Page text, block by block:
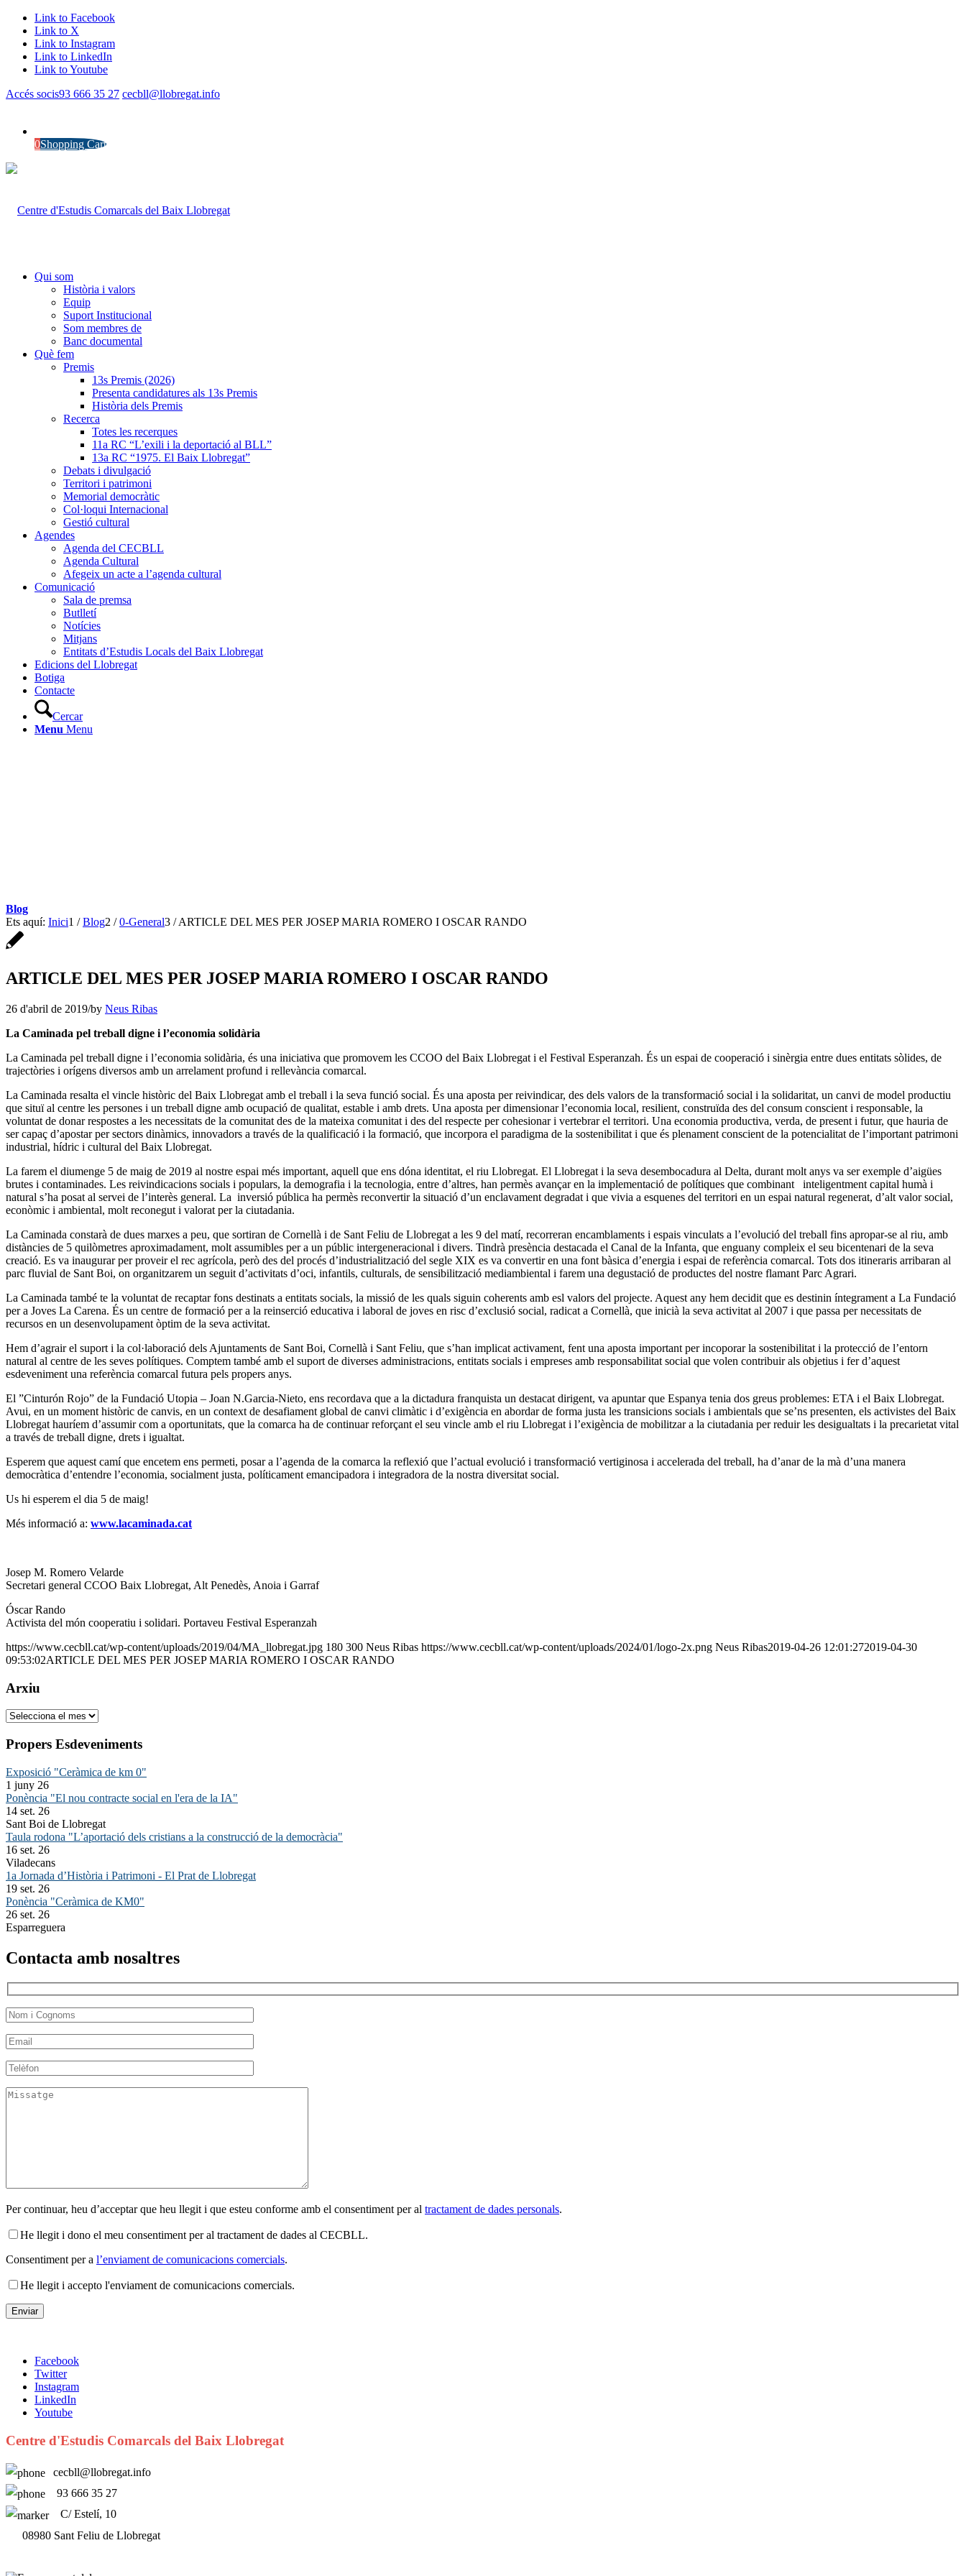
Link to Facebook
Link to X
Link to Instagram
Link to LinkedIn
Link to Youtube
Accés socis93 666 35 27 cecbll@llobregat.info
0Shopping Cart
Qui som
Història i valors
Equip
Suport Institucional
Som membres de
Banc documental
Què fem
Premis
13s Premis (2026)
Presenta candidatures als 13s Premis
Història dels Premis
Recerca
Totes les recerques
11a RC “L’exili i la deportació al BLL”
13a RC “1975. El Baix Llobregat”
Debats i divulgació
Territori i patrimoni
Memorial democràtic
Col·loqui Internacional
Gestió cultural
Agendes
Agenda del CECBLL
Agenda Cultural
Afegeix un acte a l’agenda cultural
Comunicació
Sala de premsa
Butlletí
Notícies
Mitjans
Entitats d’Estudis Locals del Baix Llobregat
Edicions del Llobregat
Botiga
Contacte
Cercar
Menu Menu
Blog
Ets aquí: Inici1 / Blog2 / 0-General3 / ARTICLE DEL MES PER JOSEP MARIA ROMERO I OSCAR RANDO
ARTICLE DEL MES PER JOSEP MARIA ROMERO I OSCAR RANDO
26 d'abril de 2019/by Neus Ribas
La Caminada pel treball digne i l’economia solidària
La Caminada pel treball digne i l’economia solidària, és una iniciativa que promovem les CCOO del Baix Llobregat i el Festival Esperanzah. És un espai de cooperació i sinèrgia entre dues entitats sòlides, de
trajectòries i orígens diversos amb un arrelament profund i rellevància comarcal.
La Caminada resalta el vincle històric del Baix Llobregat amb el treball i la seva funció social. És una aposta per reivindicar, des dels valors de la transformació social i la solidaritat, un canvi de model productiu
que situï al centre les persones i un treball digne amb ocupació de qualitat, estable i amb drets. Una aposta per dimensionar l’economia local, resilient, construïda des del consum conscient i responsable, la
voluntat de donar respostes a les necessitats de la comunitat des de la mateixa comunitat i des del respecte per cohesionar i vertebrar el territori. Una economia productiva, verda, de present i futur, que hauria de
ser capaç d’apostar per sectors dinàmics, innovadors a través de la qualificació i la formació, que incorpora el paradigma de la sostenibilitat i que és plenament conscient de la potencialitat de l’important patrimoni
industrial, hídric i cultural del Baix Llobregat.
La farem el diumenge 5 de maig de 2019 al nostre espai més important, aquell que ens dóna identitat, el riu Llobregat. El Llobregat i la seva desembocadura al Delta, durant molt anys va ser exemple d’aigües
brutes i contaminades. Les reivindicacions socials i populars, la demografia i la tecnologia, entre d’altres, han permès avançar en la implementació de polítiques que combinant inteligentment capital humà i
natural s’ha posat al servei de l’interès general. La inversió pública ha permès reconvertir la situació d’un enclavament degradat i que vivia a esquenes del territori en un espai natural regenerat, d’alt valor social,
econòmic i ambiental, molt reconegut i valorat per la ciutadania.
La Caminada constarà de dues marxes a peu, que sortiran de Cornellà i de Sant Feliu de Llobregat a les 9 del matí, recorreran encamblaments i espais vinculats a l’evolució del treball fins apropar-se al riu, amb
distàncies de 5 quilòmetres aproximadament, molt assumibles per a un públic intergeneracional i divers. Tindrà presència destacada el Canal de la Infanta, que enguany compleix el seu bicentenari de la seva
creació. Es va inaugurar per proveir el rec agrícola, però des del procés d’industrialització del segle XIX es va convertir en una font bàsica d’energia i espai de referència comarcal. Tots dos itineraris arribaran al
parc fluvial de Sant Boi, on organitzarem un seguit d’activitats d’oci, infantils, culturals, de sensibilització mediambiental i farem una degustació de productes del nostre flamant Parc Agrari.
La Caminada també te la voluntat de recaptar fons destinats a entitats socials, la missió de les quals siguin coherents amb esl valors del projecte. Aquest any hem decidit que es destinin íntegrament a La Fundació
per a Joves La Carena. És un centre de formació per a la reinserció educativa i laboral de joves en risc d’exclusió social, radicat a Cornellà, que inicià la seva activitat al 2007 i que passa per necessitats de
recursos en un desenvolupament òptim de la seva activitat.
Hem d’agrair el suport i la col·laboració dels Ajuntaments de Sant Boi, Cornellà i Sant Feliu, que s’han implicat activament, fent una aposta important per incoporar la sostenibilitat i la protecció de l’entorn
natural al centre de les seves polítiques. Comptem també amb el suport de diverses administracions, entitats socials i empreses amb responsabilitat social que volen contribuir als objetius i fer d’aquest
esdeveniment una referència comarcal futura pels propers anys.
El ”Cinturón Rojo” de la Fundació Utopia – Joan N.Garcia-Nieto, ens recordava que a la dictadura franquista un destacat dirigent, va apuntar que Espanya tenia dos greus problemes: ETA i el Baix Llobregat.
Avui, en un moment històric de canvis, en un context de desafiament global de canvi climàtic i d’exigència en abordar de forma justa les transicions socials i ambientals que se’ns presenten, els activistes del Baix
Llobregat hauríem d’assumir com a oportunitats, que la comarca ha de continuar reforçant el seu vincle amb el riu Llobregat i l’exigència de mobilitzar a la ciutadania per reduir les desigualtats i la precarietat vital
a través de treball digne, drets i igualtat.
Esperem que aquest camí que encetem ens permeti, posar a l’agenda de la comarca la reflexió que l’actual evolució i transformació vertiginosa i accelerada del treball, ha d’anar de la mà d’una manera
democràtica d’entendre l’economia, socialment justa, políticament emancipadora i integradora de la nostra diversitat social.
Us hi esperem el dia 5 de maig!
Més informació a: www.lacaminada.cat
Josep M. Romero Velarde
Secretari general CCOO Baix Llobregat, Alt Penedès, Anoia i Garraf
Óscar Rando
Activista del món cooperatiu i solidari. Portaveu Festival Esperanzah
https://www.cecbll.cat/wp-content/uploads/2019/04/MA_llobregat.jpg 180 300 Neus Ribas https://www.cecbll.cat/wp-content/uploads/2024/01/logo-2x.png Neus Ribas2019-04-26 12:01:272019-04-30
09:53:02ARTICLE DEL MES PER JOSEP MARIA ROMERO I OSCAR RANDO
Arxiu
Arxiu
Propers Esdeveniments
Exposició "Ceràmica de km 0"
1 juny 26
Ponència "El nou contracte social en l'era de la IA"
14 set. 26
Sant Boi de Llobregat
Taula rodona "L’aportació dels cristians a la construcció de la democràcia"
16 set. 26
Viladecans
1a Jornada d’Història i Patrimoni - El Prat de Llobregat
19 set. 26
Ponència "Ceràmica de KM0"
26 set. 26
Esparreguera
Contacta amb nosaltres
Per continuar, heu d’acceptar que heu llegit i que esteu conforme amb el consentiment per al tractament de dades personals.
He llegit i dono el meu consentiment per al tractament de dades al CECBLL.
Consentiment per a l’enviament de comunicacions comercials.
He llegit i accepto l'enviament de comunicacions comercials.
Facebook
Twitter
Instagram
LinkedIn
Youtube
Centre d'Estudis Comarcals del Baix Llobregat
cecbll@llobregat.info
93 666 35 27
C/ Estelí, 10
08980 Sant Feliu de Llobregat